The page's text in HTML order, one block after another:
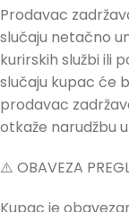
Prodavac
slučaju netačno
kurirskih službi ili
slučaju kupac će
prodavac
otkaže narudžbu
⚠️ OBAVEZA